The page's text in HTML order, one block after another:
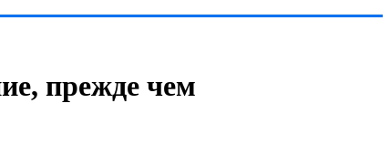
прежде чем